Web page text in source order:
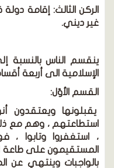
الركن الثالث: إقامة
غير ديني.
ينقسم الناس
الإسلامية الى أربعة
القسم الأوّل:
يقبلونها ويعتقدون
استطاعتهم ، وهم مع
، استغفروا وتابوا ،
المستقيمون على طاعة
بالواجبات وينتهي عن